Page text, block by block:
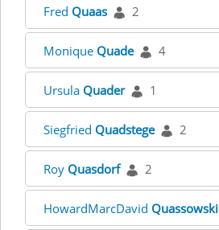
Fred Quaas 2
Monique Quade 4
Ursula Quader 1
Siegfried Quadstege 2
Roy Quasdorf 2
HowardMarcDavid Quassowski